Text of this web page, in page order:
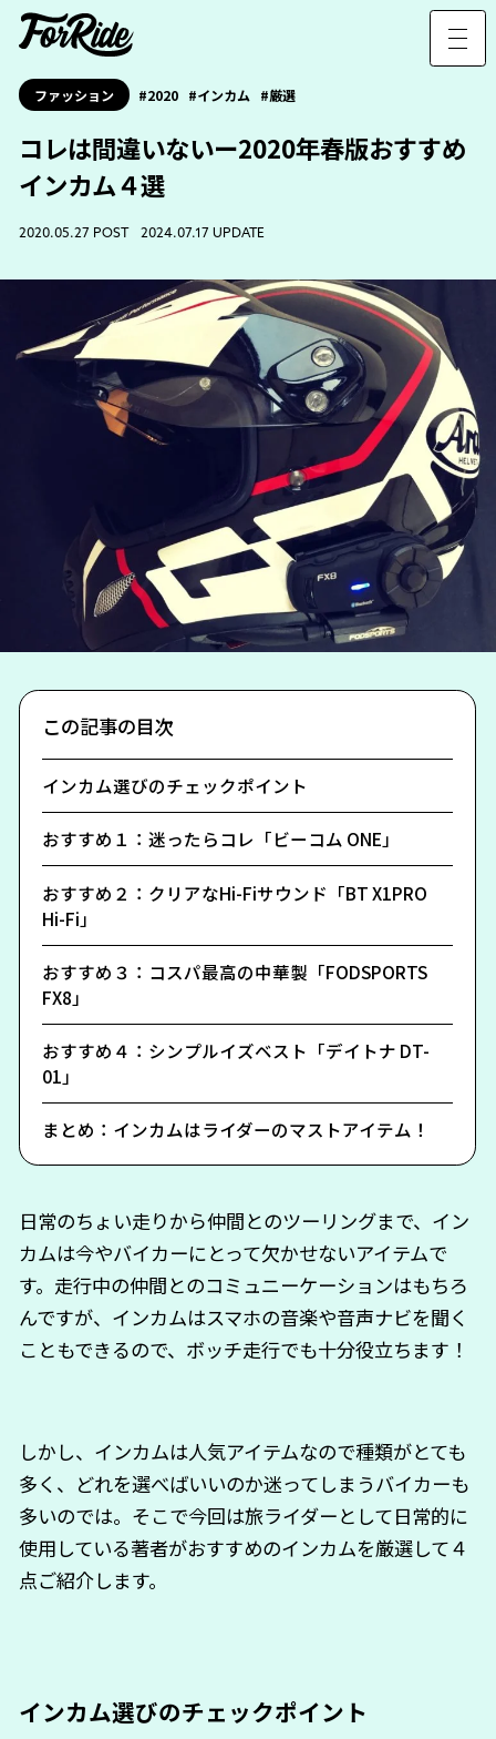
ファッション 2020 インカム 厳選
コレは間違いないー2020年春版おすすめ
インカム４選
2020.05.27 POST 2024.07.17 UPDATE
この記事の目次
インカム選びのチェックポイント
おすすめ１：迷ったらコレ「ビーコム ONE」
おすすめ２：クリアなHi-Fiサウンド「BT X1PRO
Hi-Fi」
おすすめ３：コスパ最高の中華製「FODSPORTS
FX8」
おすすめ４：シンプルイズベスト「デイトナ DT-
01」
まとめ：インカムはライダーのマストアイテム！
日常のちょい走りから仲間とのツーリングまで、イン
カムは今やバイカーにとって欠かせないアイテムで
す。走行中の仲間とのコミュニーケーションはもちろ
んですが、インカムはスマホの音楽や音声ナビを聞く
こともできるので、ボッチ走行でも十分役立ちます！
しかし、インカムは人気アイテムなので種類がとても
多く、どれを選べばいいのか迷ってしまうバイカーも
多いのでは。そこで今回は旅ライダーとして日常的に
使用している著者がおすすめのインカムを厳選して４
点ご紹介します。
インカム選びのチェックポイント